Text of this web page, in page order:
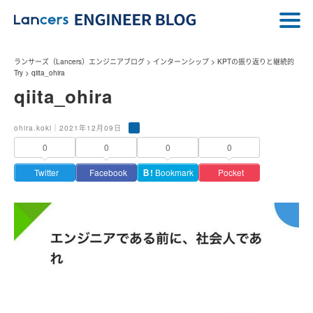
ランサーズ（Lancers）エンジニアブログ > インターンシップ > KPTの振り返りと継続的
Try > qiita_ohira
qiita_ohira
ohira.koki｜2021年12月09日
0
Twitter
0
Facebook
0
Ｂ! Bookmark
0
Pocket